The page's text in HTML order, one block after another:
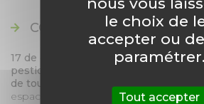
COMMUNES SANS
17 de ces communes sont
pesticide".
de tous les produits phytosanitaires
espaces (cimetières et terrains de
le choix de
accepter ou
paramétrer.
Tout accepter